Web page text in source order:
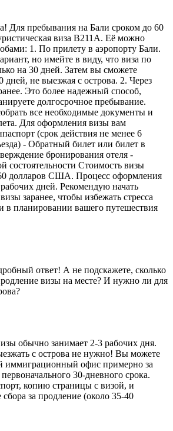
Для пребывания на Бали сроком до 60
виза B211A. Её можно
1. По прилету в аэропорту Бали.
но имейте в виду, что виза по
на 30 дней. Затем вы сможете
дней, не выезжая с острова. 2. Через
Это более надежный способ,
долгосрочное пребывание.
все необходимые документы и
Для оформления визы вам
(срок действия не менее 6
- Обратный билет или билет в
бронирования отеля -
состоятельности Стоимость визы
60 долларов США. Процесс оформления
дней. Рекомендую начать
заранее, чтобы избежать стресса
в планировании вашего путешествия
ответ! А не подскажете, сколько
визы на месте? И нужно ли для
обычно занимает 2-3 рабочих дня.
с острова не нужно! Вы можете
иммиграционный офис примерно за
30-дневного срока.
копию страницы с визой, и
за продление (около 35-40